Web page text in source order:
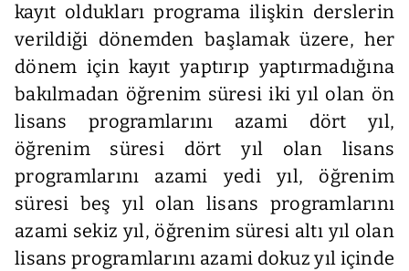
kayıt oldukları programa ilişkin derslerin
verildiği dönemden başlamak üzere, her
dönem için kayıt yaptırıp yaptırmadığına
bakılmadan öğrenim süresi iki yıl olan ön
lisans programlarını azami dört yıl,
öğrenim süresi dört yıl olan lisans
programlarını azami yedi yıl, öğrenim
süresi beş yıl olan lisans programlarını
azami sekiz yıl, öğrenim süresi altı yıl olan
lisans programlarını azami dokuz yıl içinde